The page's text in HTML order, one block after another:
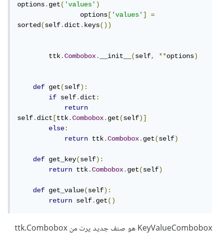
options.get('values')
                options
['values']
=
sorted(self.dict.keys())
        ttk
.Combobox. __init__(self, **options)
def get(self):
if self.dict:
return
self.dict[ttk.Combobox.get(self)]
else:
return ttk.Combobox.get(self)
def get_key(self):
return ttk.Combobox.get(self)
def get_value(self):
return self.get()
KeyValueCombobox هو صنف جديد يرث من ttk.Combobox